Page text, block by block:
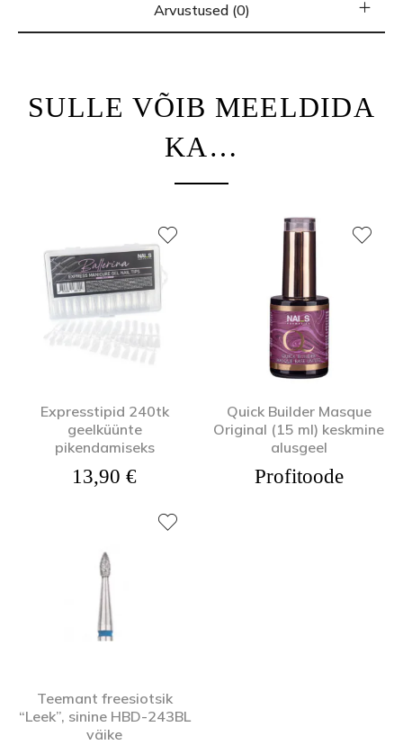
Arvustused (0)
SULLE VÕIB MEELDIDA
KA…
Expresstipid 240tk
geelküünte
pikendamiseks
13,90 €
Quick Builder Masque
Original (15 ml) keskmine
alusgeel
Profitoode
Teemant freesiotsik
“Leek”, sinine HBD-243BL
väike